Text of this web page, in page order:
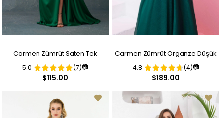
Carmen Zümrüt Saten Tek
Omuzlu Yırtmaçlı Uzun Abiye
Elbise
5.0 (7)📷
$115.00
Carmen Zümrüt Organze Düşük
Kollu Nişan Abiye Elbise
4.8 (4)📷
$189.00